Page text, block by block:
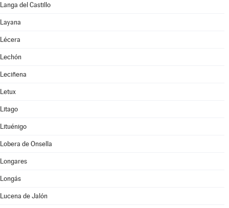
Langa del Castillo
Layana
Lécera
Lechón
Leciñena
Letux
Litago
Lituénigo
Lobera de Onsella
Longares
Longás
Lucena de Jalón